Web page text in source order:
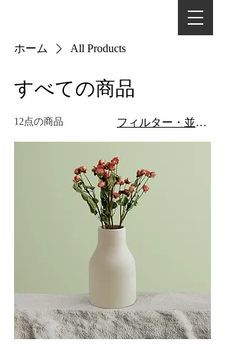
ホーム All Products
すべての商品
12点の商品 フィルター・並び替え